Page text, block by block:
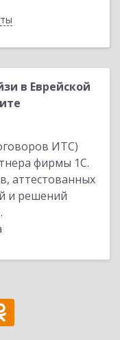
в Еврейской
ИТС)
фирмы 1С.
аттестованных
и решений